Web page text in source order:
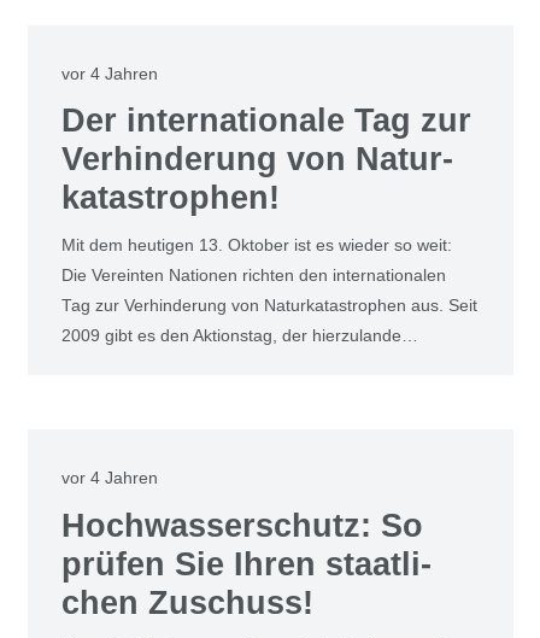
vor 4 Jahren
Der inter­na­tio­na­le Tag zur
Ver­hin­de­rung von Natur­
ka­ta­stro­phen!
Mit dem heu­ti­gen 13. Okto­ber ist es wie­der so weit:
Die Ver­ein­ten Natio­nen rich­ten den inter­na­tio­na­len
Tag zur Ver­hin­de­rung von Natur­ka­ta­stro­phen aus. Seit
2009 gibt es den Akti­ons­tag, der hier­zu­lan­de…
vor 4 Jahren
Hoch­was­ser­schutz: So
prü­fen Sie Ihren staat­li­
chen Zuschuss!